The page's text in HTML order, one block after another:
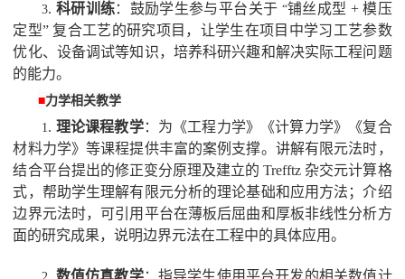
3. 科研训练：鼓励学生参与平台关于 “铺丝成型 +模压
定型” 复合工艺的研究项目，让学生在项目中学习工艺参数
优化、设备调试等知识，培养科研兴趣和解决实际工程问题
的能力。
■力学相关教学
1. 理论课程教学：为《工程力学》《计算力学》《复合
材料力学》等课程提供丰富的案例支撑。讲解有限元法时，
结合平台提出的修正变分原理及建立的 Trefftz 杂交元计算格
式，帮助学生理解有限元分析的理论基础和应用方法；介绍
边界元法时，可引用平台在薄板后屈曲和厚板非线性分析方
面的研究成果，说明边界元法在工程中的具体应用。